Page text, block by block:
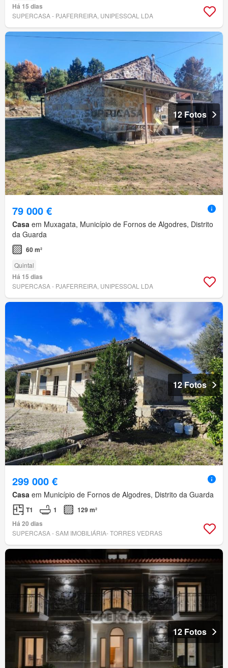
Há 15 dias
SUPERCASA - PJAFERREIRA, UNIPESSOAL LDA
12 Fotos
79 000 €
Casa em Muxagata, Município de Fornos de Algodres, Distrito
da Guarda
60 m²
Quintal
Há 15 dias
SUPERCASA - PJAFERREIRA, UNIPESSOAL LDA
12 Fotos
299 000 €
Casa em Município de Fornos de Algodres, Distrito da Guarda
T1 1
129 m²
Há 20 dias
SUPERCASA - SAM IMOBILIÁRIA- TORRES VEDRAS
12 Fotos